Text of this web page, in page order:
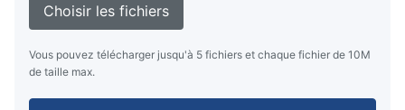
Choisir les fichiers
Vous pouvez télécharger jusqu'à 5 fichiers et chaque fichier de 10M
de taille max.